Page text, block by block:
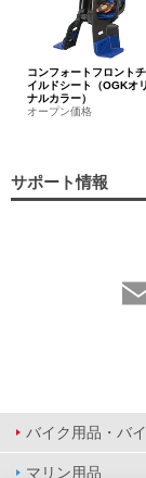
コンフォートフロント
イルドシート（OGKオ
ナルカラー）
オープン価格
サポート情報
バイク用品・バ
マリン用品